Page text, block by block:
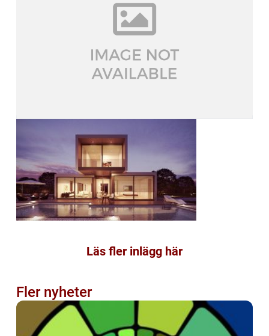
Läs fler inlägg här
Fler nyheter